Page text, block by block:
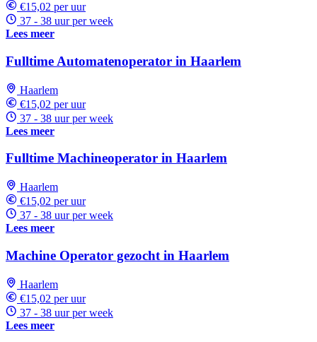
€15,02 per uur
37 - 38 uur per week
Lees meer
Fulltime Automatenoperator in Haarlem
Haarlem
€15,02 per uur
37 - 38 uur per week
Lees meer
Fulltime Machineoperator in Haarlem
Haarlem
€15,02 per uur
37 - 38 uur per week
Lees meer
Machine Operator gezocht in Haarlem
Haarlem
€15,02 per uur
37 - 38 uur per week
Lees meer